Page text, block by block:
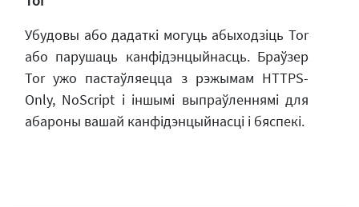
Убудовы або дадаткі могуць абыходзіць Tor
або парушаць канфідэнцыйнасць. Браўзер
Tor ужо пастаўляецца з рэжымам HTTPS-
Only, NoScript і іншымі выпраўленнямі для
абароны вашай канфідэнцыйнасці і бяспекі.